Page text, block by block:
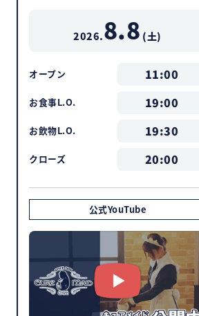
2026.8.8 (土)
オープン 11:00
お食事L.O. 19:00
お飲物L.O. 19:30
クローズ 20:00
公式YouTube